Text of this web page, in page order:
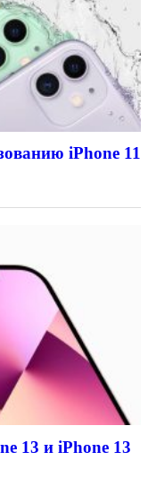
iPhone 11
13 и iPhone 13